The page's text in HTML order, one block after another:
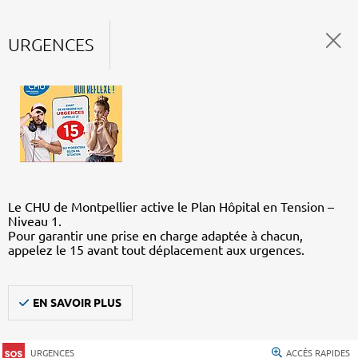
URGENCES
Le CHU de Montpellier active le Plan Hôpital en Tension –
Niveau 1.
Pour garantir une prise en charge adaptée à chacun,
appelez le 15 avant tout déplacement aux urgences.
EN SAVOIR PLUS
URGENCES ACCÈS RAPIDES